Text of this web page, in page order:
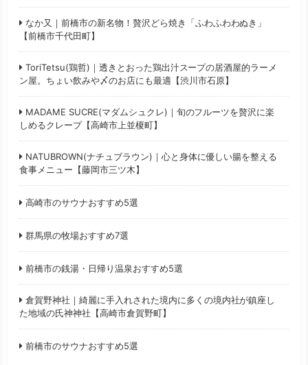
なか又｜前橋市の新名物！贅沢どら焼き「ふわふわわぬき」
【前橋市千代田町】
ToriTetsu(鶏哲)｜透きとおった鶏出汁スープの居酒屋的ラーメ
ン屋。ちょい飲みや〆のお店にも最適【渋川市石原】
MADAME SUCRE(マダムシュクレ)｜旬のフルーツを贅沢に楽
しめるクレープ【高崎市上並榎町】
NATUBROWN(ナチュブラウン)｜心と身体に優しい腸を整える
食事メニュー【藤岡市三ツ木】
高崎市のサウナおすすめ5選
群馬県の牧場おすすめ7選
前橋市の銭湯・日帰り温泉おすすめ5選
倉賀野神社｜綺麗に手入れされた境内に多くの境内社が鎮座し
た地域の氏神神社【高崎市倉賀野町】
前橋市のサウナおすすめ5選